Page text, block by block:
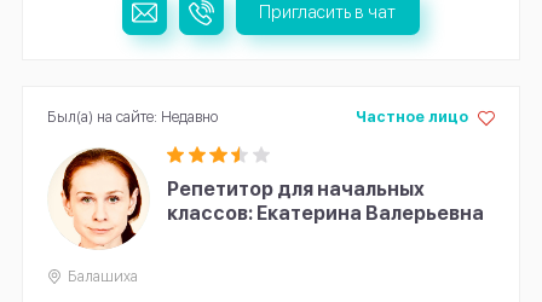
Пригласить в чат
Репетитор для начальных
классов: Екатерина Валерьевна
Частное лицо
Балашиха
Был(а) на сайте: Недавно